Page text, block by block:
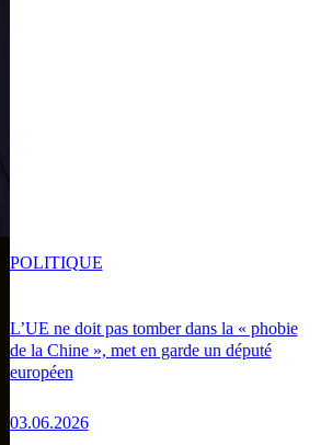
L’UE ne doit pas tomber dans la « phobie
de la Chine », met en garde un député
européen
03.06.2026
POLITIQUE